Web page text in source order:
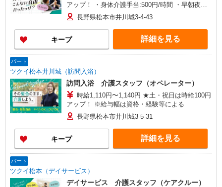
アップ！ ・身体介護手当:500円/時間 ・早朝夜間
深夜手当:300円/時間 （18:00〜翌07:59の時間
帯） ・ICT手当:2,000円/月 ・深夜割増は別途支給
・ケア→ケアの移動時間も賃金（時給）を支給 ・
特定事業所加算手当:60円/時間含む ※給与幅は資
格・経験等による
長野県松本市井川城3-4-43
キープ 詳細を見る
パート
ツクイ松本井川城（訪問入浴）
訪問入浴 介護スタッフ（オペレーター）
時給1,110円〜1,140円 ★土・祝日は時給100円
アップ！ ※給与幅は資格・経験等による
長野県松本市井川城3-5-31
キープ 詳細を見る
パート
ツクイ松本（デイサービス）
デイサービス 介護スタッフ（ケアクルー）